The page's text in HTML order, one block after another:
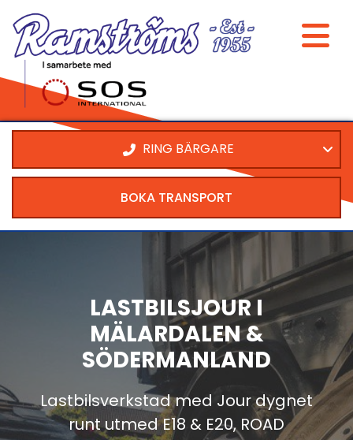
RING BÄRGARE
BOKA TRANSPORT
LASTBILSJOUR I
MÄLARDALEN &
SÖDERMANLAND
Lastbilsverkstad med Jour dygnet
runt utmed E18 & E20, ROAD